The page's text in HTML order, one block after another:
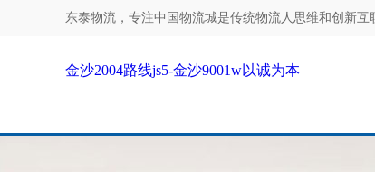
东泰物流，专注中国物流城是传统物流人思维和创新互
金沙2004路线js5-金沙9001w以诚为本